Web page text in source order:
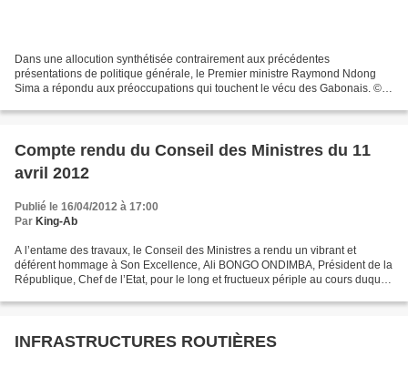
Dans une allocution synthétisée contrairement aux précédentes
présentations de politique générale, le Premier ministre Raymond Ndong
Sima a répondu aux préoccupations qui touchent le vécu des Gabonais. ©
Compte rendu du Conseil des Ministres du 11
avril 2012
Publié le 16/04/2012 à 17:00
Par King-Ab
A l’entame des travaux, le Conseil des Ministres a rendu un vibrant et
déférent hommage à Son Excellence, Ali BONGO ONDIMBA, Président de la
République, Chef de l’Etat, pour le long et fructueux périple au cours duquel
INFRASTRUCTURES ROUTIÈRES